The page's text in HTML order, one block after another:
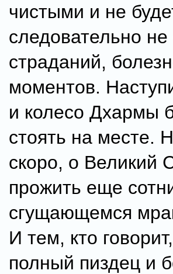
чистыми и не
следовательно
страданий,
моментов.
и колесо Дхармы
стоять на месте.
скоро, о Великий
прожить еще
сгущающемся
И тем, кто
полный пиздец и